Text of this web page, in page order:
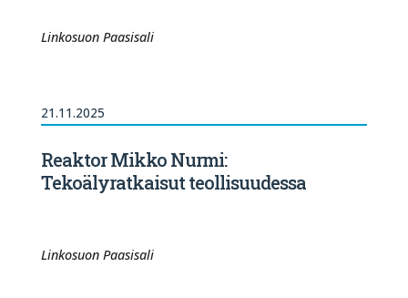
Linkosuon Paasisali
21.11.2025
Reaktor Mikko Nurmi:
Tekoälyratkaisut teollisuudessa
Linkosuon Paasisali